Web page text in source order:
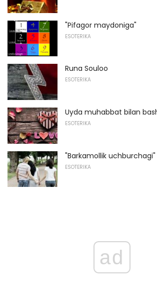
"Pifagor maydoniga"
ESOTERIKA
Runa Souloo
ESOTERIKA
Uyda muhabbat bilan
ESOTERIKA
"Barkamollik
ESOTERIKA
ad